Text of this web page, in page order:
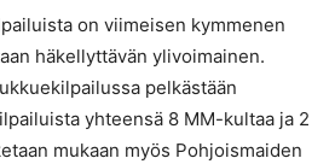
on viimeisen kymmenen
häkellyttävän ylivoimainen.
pelkästään
yhteensä 8 MM-kultaa ja 2
mukaan myös Pohjoismaiden